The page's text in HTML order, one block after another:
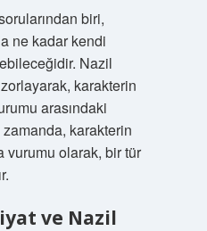
biri,
ne kadar kendi
Nazil
zorlayarak, karakterin
arasındaki
karakterin
vurumu olarak, bir tür
ve Nazil